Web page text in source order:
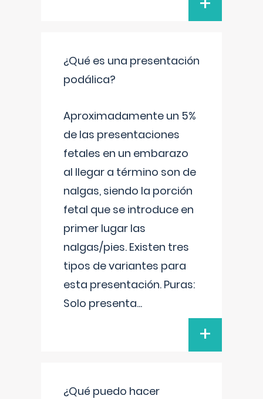
¿Qué es una presentación
podálica?
Aproximadamente un 5%
de las presentaciones
fetales en un embarazo
al llegar a término son de
nalgas, siendo la porción
fetal que se introduce en
primer lugar las
nalgas/pies. Existen tres
tipos de variantes para
esta presentación. Puras:
Solo presenta...
+
¿Qué puedo hacer